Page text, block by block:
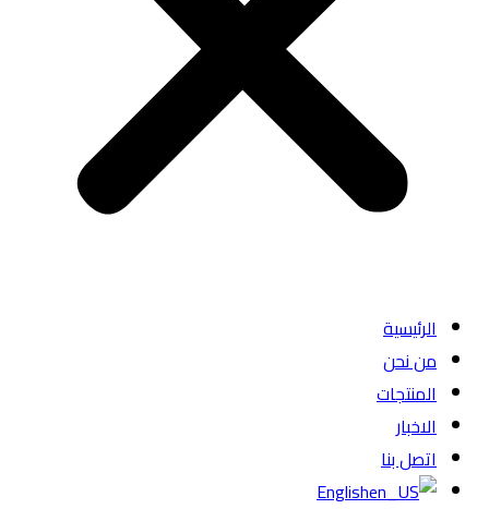
الرئيسية
من نحن
المنتجات
الاخبار
اتصل بنا
English